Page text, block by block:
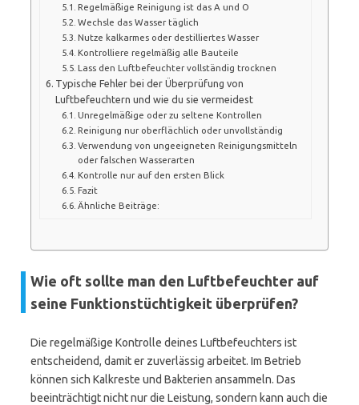
Regelmäßige Reinigung ist das A und O
Wechsle das Wasser täglich
Nutze kalkarmes oder destilliertes Wasser
Kontrolliere regelmäßig alle Bauteile
Lass den Luftbefeuchter vollständig trocknen
Typische Fehler bei der Überprüfung von
Luftbefeuchtern und wie du sie vermeidest
Unregelmäßige oder zu seltene Kontrollen
Reinigung nur oberflächlich oder unvollständig
Verwendung von ungeeigneten Reinigungsmitteln
oder falschen Wasserarten
Kontrolle nur auf den ersten Blick
Fazit
Ähnliche Beiträge:
Wie oft sollte man den Luftbefeuchter auf
seine Funktionstüchtigkeit überprüfen?
Die regelmäßige Kontrolle deines Luftbefeuchters ist
entscheidend, damit er zuverlässig arbeitet. Im Betrieb
können sich Kalkreste und Bakterien ansammeln. Das
beeinträchtigt nicht nur die Leistung, sondern kann auch die